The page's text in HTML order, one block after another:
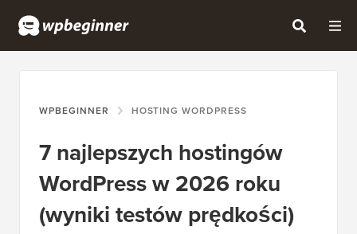
WPBEGINNER HOSTING WORDPRESS
7 najlepszych hostingów
WordPress w 2026 roku
(wyniki testów prędkości)